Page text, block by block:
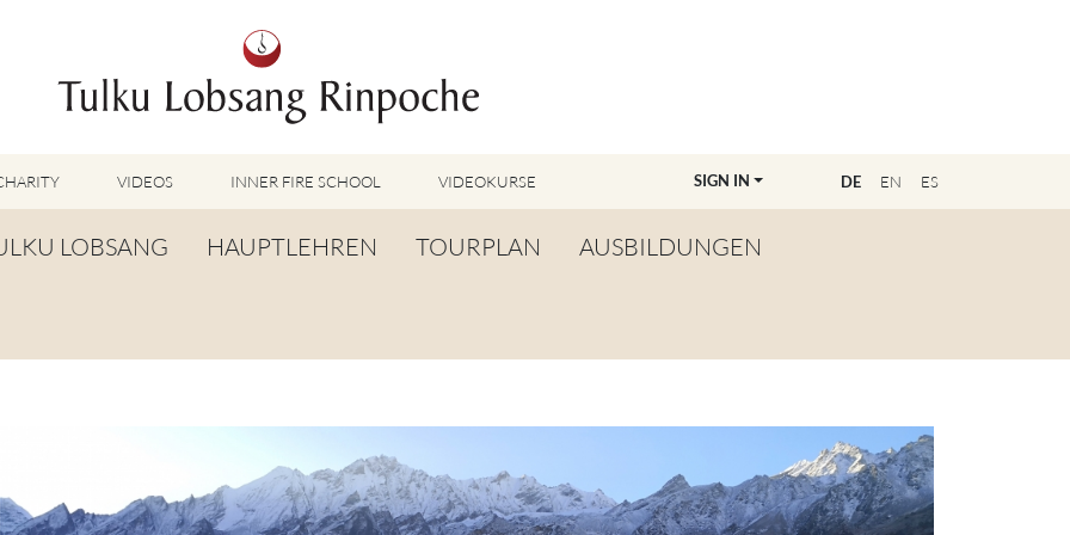
DE EN ES
SIGN IN
VIDEOS
TUMMO VIDEOS
WEITERE VIDEOS
INNER FIRE SCHOOL VIDEOKURSE
LOBSANG HAUPTLEHREN
LU JONG
TOG CHÖD
TSA LUNG
TOURPLAN AUSBILDUNGEN
WERDE LEHRER:IN
MASTERCLASSANMELDUNG